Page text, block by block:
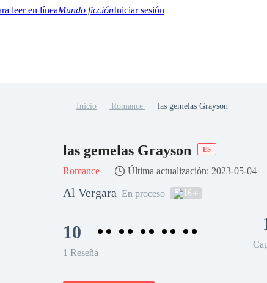
Mundo ficciónIniciar sesión
Inicio Romance las gemelas Grayson
las gemelas Grayson ES
Romance Última actualización: 2023-05-04
Al Vergara En proceso 16
10
1 Reseña